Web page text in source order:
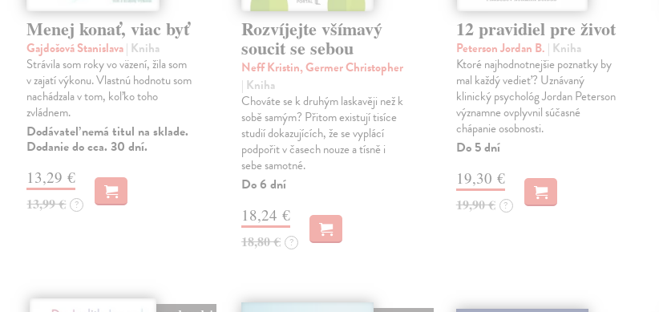
Menej konať, viac byť
Gajdošová Stanislava| Kniha
Strávila som roky vo väzení, žila som
v zajatí výkonu. Vlastnú hodnotu som
nachádzala v tom, koľko toho
zvládnem.
Dodávateľ nemá titul na sklade.
Dodanie do cca. 30 dní.
13,29 €
13,99 € ?
Rozvíjejte všímavý
soucit se sebou
Neff Kristin, Germer Christopher
| Kniha
Chováte se k druhým laskavěji než k
sobě samým? Přitom existují tisíce
studií dokazujících, že se vyplácí
podpořit v časech nouze a tísně i
sebe samotné.
Do 6 dní
18,24 €
18,80 € ?
12 pravidiel pre život
Peterson Jordan B. | Kniha
Ktoré najhodnotnejšie poznatky by
mal každý vedieť? Uznávaný
klinický psychológ Jordan Peterson
významne ovplyvnil súčasné
chápanie osobnosti.
Do 5 dní
19,30 €
19,90 € ?